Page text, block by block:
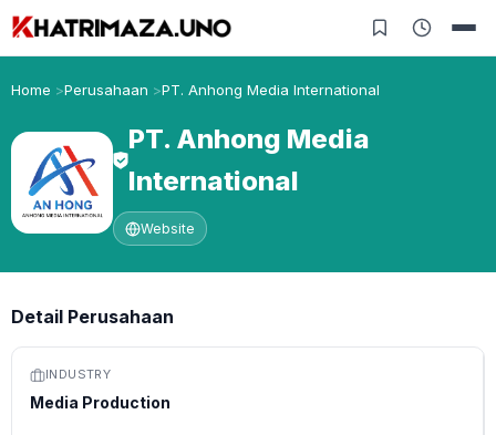
Home Perusahaan PT. Anhong Media International
PT. Anhong Media
International
Website
Detail Perusahaan
INDUSTRY
Media Production